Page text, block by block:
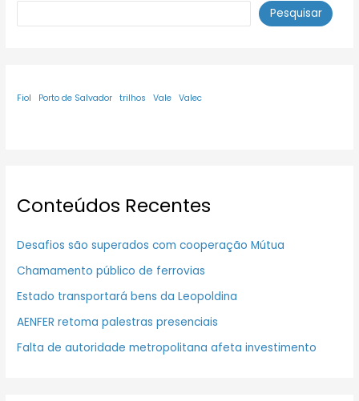
Pesquisar
Fiol Porto de Salvador trilhos Vale Valec
Conteúdos Recentes
Desafios são superados com cooperação Mútua
Chamamento público de ferrovias
Estado transportará bens da Leopoldina
AENFER retoma palestras presenciais
Falta de autoridade metropolitana afeta investimento